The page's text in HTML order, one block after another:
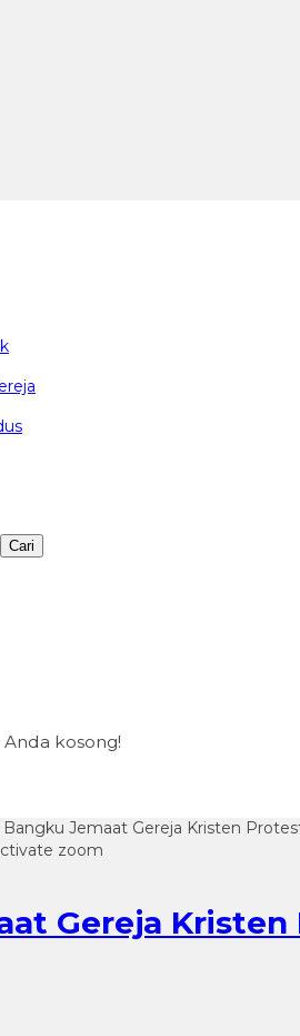
Cari
kosong!
Bangku Jemaat Gereja Kristen
zoom
Gereja Kristen